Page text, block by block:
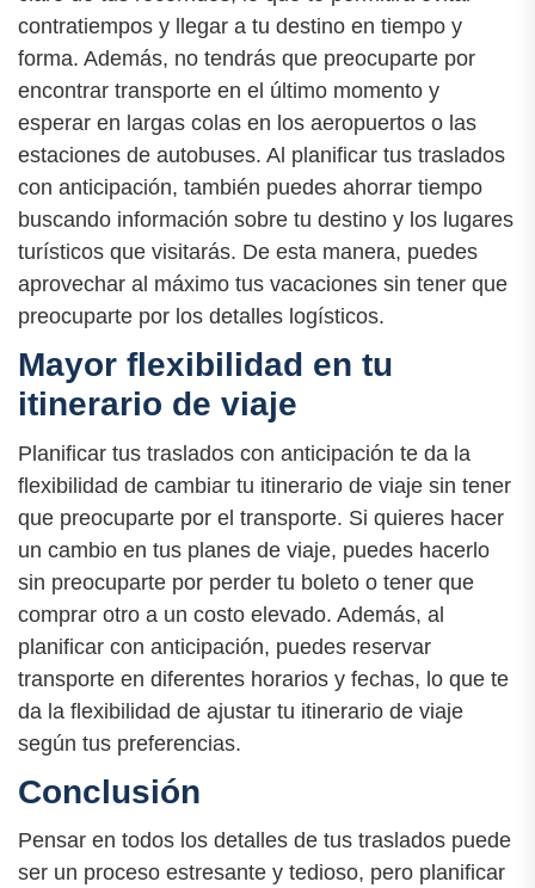
contratiempos y llegar a tu destino en tiempo y
forma. Además, no tendrás que preocuparte por
encontrar transporte en el último momento y
esperar en largas colas en los aeropuertos o las
estaciones de autobuses. Al planificar tus traslados
con anticipación, también puedes ahorrar tiempo
buscando información sobre tu destino y los lugares
turísticos que visitarás. De esta manera, puedes
aprovechar al máximo tus vacaciones sin tener que
preocuparte por los detalles logísticos.
Mayor flexibilidad en tu
itinerario de viaje
Planificar tus traslados con anticipación te da la
flexibilidad de cambiar tu itinerario de viaje sin tener
que preocuparte por el transporte. Si quieres hacer
un cambio en tus planes de viaje, puedes hacerlo
sin preocuparte por perder tu boleto o tener que
comprar otro a un costo elevado. Además, al
planificar con anticipación, puedes reservar
transporte en diferentes horarios y fechas, lo que te
da la flexibilidad de ajustar tu itinerario de viaje
según tus preferencias.
Conclusión
Pensar en todos los detalles de tus traslados puede
ser un proceso estresante y tedioso, pero planificar